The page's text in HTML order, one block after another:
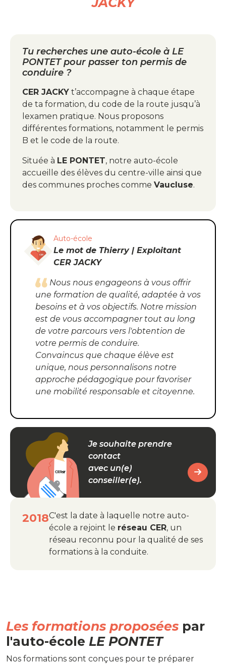
Tu recherches une auto-école à LE
PONTET pour passer ton permis de
conduire ?
CER JACKY t’accompagne à chaque étape
de ta formation, du code de la route jusqu’à
lexamen pratique. Nous proposons
différentes formations, notamment le permis
B et le code de la route.
Située à LE PONTET, notre auto-école
accueille des élèves du centre-ville ainsi que
des communes proches comme Vaucluse.
Auto-école
Le mot de Thierry | Exploitant
CER JACKY
Nous nous engageons à vous offrir
une formation de qualité, adaptée à vos
besoins et à vos objectifs. Notre mission
est de vous accompagner tout au long
de votre parcours vers l'obtention de
votre permis de conduire.
Convaincus que chaque élève est
unique, nous personnalisons notre
approche pédagogique pour favoriser
une mobilité responsable et citoyenne.
Je souhaite prendre
contact
avec un(e)
conseiller(e).
2018C'est la date à laquelle notre auto-
école a rejoint le réseau CER, un
réseau reconnu pour la qualité de ses
formations à la conduite.
Les formations proposées par
l'auto-école LE PONTET
Nos formations sont conçues pour te préparer